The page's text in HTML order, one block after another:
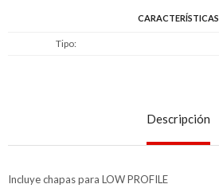
CARACTERÍSTICAS
Tipo
Descripción
Incluye chapas para LOW PROFILE